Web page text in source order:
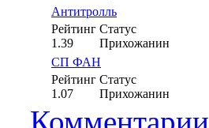
Антитролль
Рейтинг
1.39
Статус
Прихожанин
СП ФАН
Рейтинг
1.07
Статус
Прихожанин